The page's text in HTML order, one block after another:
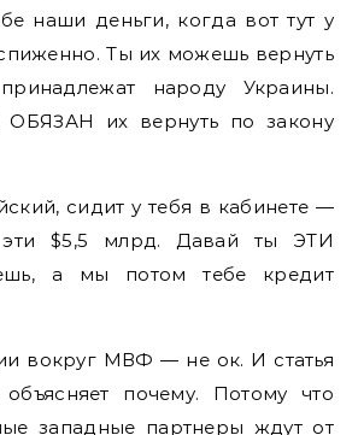
наши деньги, когда вот тут у
Ты их можешь вернуть
народу Украины.
их вернуть по закону
сидит у тебя в кабинете —
$5,5 млрд. Давай ты ЭТИ
а мы потом тебе кредит
вокруг МВФ — не ок. И статья
почему. Потому что
западные партнеры ждут от